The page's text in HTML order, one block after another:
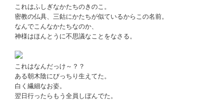
これはふしぎなかたちのきのこ。
密教の仏具、三鈷にかたちが似ているからこの名前。
なんでこんなかたちなのか、
神様はほんとうに不思議なことをなさる。
これはなんだっけ～？？
ある朝木陰にびっちり生えてた。
白く繊細なお姿。
翌日行ったらもう全員しぼんでた。